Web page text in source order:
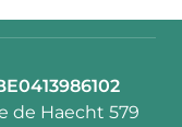
de Haecht 579